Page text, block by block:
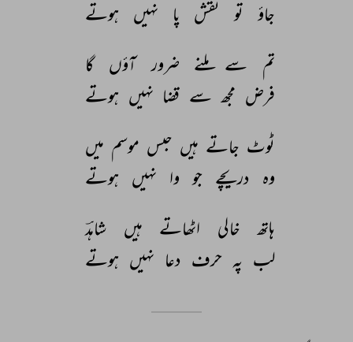
جاؤ تو نقش پا نہیں
ہوتے
تم
سے ملنے ضرور آؤں
گا
فرض مجھ سے قضا نہیں ہوتے
ٹوٹ جاتے ہیں حبس موسم میں
وہ دریچے جو وا نہیں ہوتے
ہاتھ
خالی اٹھاتے ہیں
شاہدؔ
لب پہ حرف دعا نہیں ہوتے